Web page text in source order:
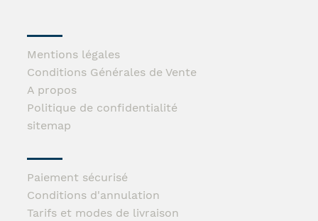
Mentions légales
Conditions Générales de Vente
A propos
Politique de confidentialité
sitemap
Paiement sécurisé
Conditions d'annulation
Tarifs et modes de livraison